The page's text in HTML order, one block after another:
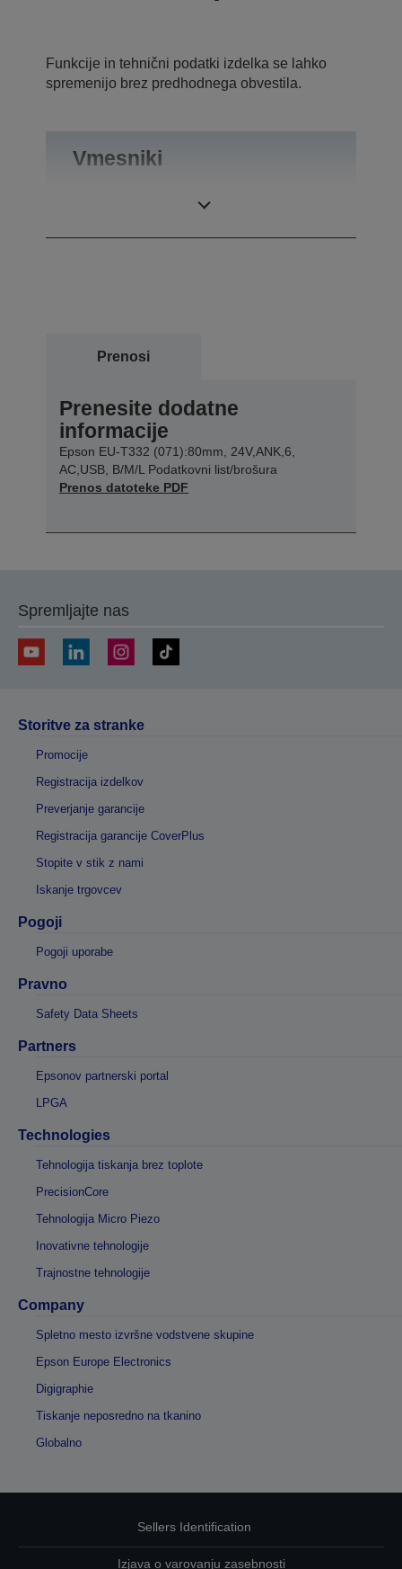
Funkcije in tehnični podatki izdelka se lahko
spremenijo brez predhodnega obvestila.
Vmesniki
Prenosi
Prenesite dodatne
informacije
Epson EU-T332 (071):80mm, 24V,ANK,6,
AC,USB, B/M/L Podatkovni list/brošura
Prenos datoteke PDF
Spremljajte nas
Storitve za stranke
Promocije
Registracija izdelkov
Preverjanje garancije
Registracija garancije CoverPlus
Stopite v stik z nami
Iskanje trgovcev
Pogoji
Pogoji uporabe
Pravno
Safety Data Sheets
Partners
Epsonov partnerski portal
LPGA
Technologies
Tehnologija tiskanja brez toplote
PrecisionCore
Tehnologija Micro Piezo
Inovativne tehnologije
Trajnostne tehnologije
Company
Spletno mesto izvršne vodstvene skupine
Epson Europe Electronics
Digigraphie
Tiskanje neposredno na tkanino
Globalno
Sellers Identification
Izjava o varovanju zasebnosti